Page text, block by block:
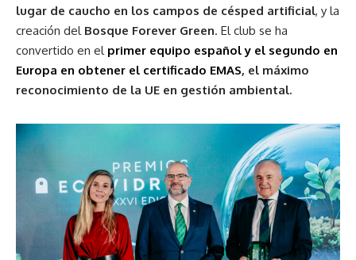
lugar de caucho en los campos de césped artificial, y la
creación del Bosque Forever Green. El club se ha
convertido en el primer equipo español y el segundo en
Europa en obtener el certificado EMAS, el máximo
reconocimiento de la UE en gestión ambiental.